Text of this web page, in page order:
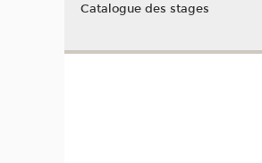
Catalogue des stages